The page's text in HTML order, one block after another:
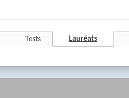
Tests Lauréats